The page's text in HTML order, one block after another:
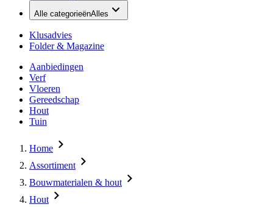
Alle categorieënAlles
Klusadvies
Folder & Magazine
Aanbiedingen
Verf
Vloeren
Gereedschap
Hout
Tuin
Home
Assortiment
Bouwmaterialen & hout
Hout